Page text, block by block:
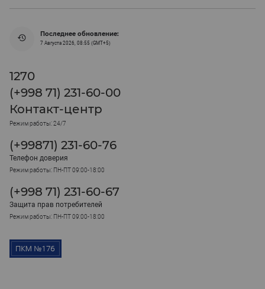
Последнее обновление:
7 Августа 2026, 08:55 (GMT+5)
1270
(+998 71) 231-60-00
Контакт-центр
Режим работы: 24/7
(+99871) 231-60-76
Телефон доверия
Режим работы: ПН-ПТ 09:00-18:00
(+998 71) 231-60-67
Защита прав потребителей
Режим работы: ПН-ПТ 09:00-18:00